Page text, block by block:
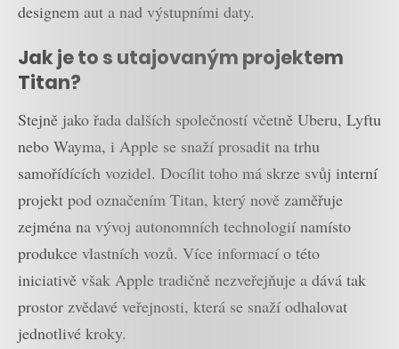
designem aut a nad výstupními daty.
Jak je to s utajovaným projektem
Titan?
Stejně jako řada dalších společností včetně Uberu, Lyftu
nebo Wayma, i Apple se snaží prosadit na trhu
samořídících vozidel. Docílit toho má skrze svůj interní
projekt pod označením Titan, který nově zaměřuje
zejména na vývoj autonomních technologií namísto
produkce vlastních vozů. Více informací o této
iniciativě však Apple tradičně nezveřejňuje a dává tak
prostor zvědavé veřejnosti, která se snaží odhalovat
jednotlivé kroky.